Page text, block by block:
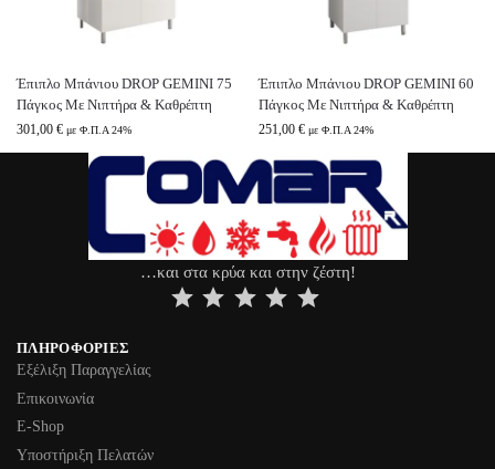
Έπιπλο Μπάνιου DROP GEMINI 75
Πάγκος Με Νιπτήρα & Καθρέπτη
301,00 € με Φ.Π.Α 24%
Έπιπλο Μπάνιου DROP GEMINI 60
Πάγκος Με Νιπτήρα & Καθρέπτη
251,00 € με Φ.Π.Α 24%
…και στα κρύα και στην ζέστη!
ΠΛΗΡΟΦΟΡΊΕΣ
Εξέλιξη Παραγγελίας
Επικοινωνία
Ε-Shop
Υποστήριξη Πελατών